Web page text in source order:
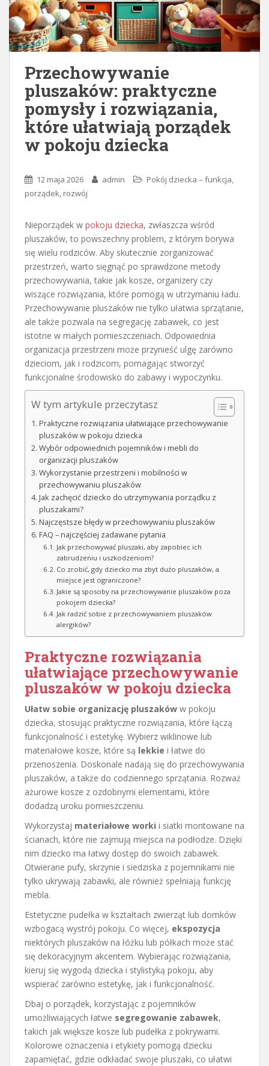
Przechowywanie
pluszaków: praktyczne
pomysły i rozwiązania,
które ułatwiają porządek
w pokoju dziecka
12 maja 2026 admin
Pokój dziecka – funkcja,
porządek, rozwój
Nieporządek w pokoju dziecka, zwłaszcza wśród
pluszaków, to powszechny problem, z którym borywa
się wielu rodziców. Aby skutecznie zorganizować
przestrzeń, warto sięgnąć po sprawdzone metody
przechowywania, takie jak kosze, organizery czy
wiszące rozwiązania, które pomogą w utrzymaniu ładu.
Przechowywanie pluszaków nie tylko ułatwia sprzątanie,
ale także pozwala na segregację zabawek, co jest
istotne w małych pomieszczeniach. Odpowiednia
organizacja przestrzeni może przynieść ulgę zarówno
dzieciom, jak i rodzicom, pomagając stworzyć
funkcjonalne środowisko do zabawy i wypoczynku.
W tym artykule przeczytasz
Praktyczne rozwiązania ułatwiające przechowywanie
pluszaków w pokoju dziecka
Wybór odpowiednich pojemników i mebli do
organizacji pluszaków
Wykorzystanie przestrzeni i mobilności w
przechowywaniu pluszaków
Jak zachęcić dziecko do utrzymywania porządku z
pluszakami?
Najczęstsze błędy w przechowywaniu pluszaków
FAQ – najczęściej zadawane pytania
Jak przechowywać pluszaki, aby zapobiec ich
zabrudzeniu i uszkodzeniom?
Co zrobić, gdy dziecko ma zbyt dużo pluszaków, a
miejsce jest ograniczone?
Jakie są sposoby na przechowywanie pluszaków poza
pokojem dziecka?
Jak radzić sobie z przechowywaniem pluszaków
alergików?
Praktyczne rozwiązania
ułatwiające przechowywanie
pluszaków w pokoju dziecka
Ułatw sobie organizację pluszaków w pokoju
dziecka, stosując praktyczne rozwiązania, które łączą
funkcjonalność i estetykę. Wybierz wiklinowe lub
materiałowe kosze, które są lekkie i łatwe do
przenoszenia. Doskonale nadają się do przechowywania
pluszaków, a także do codziennego sprzątania. Rozważ
ażurowe kosze z ozdobnymi elementami, które
dodadzą uroku pomieszczeniu.
Wykorzystaj materiałowe worki i siatki montowane na
ścianach, które nie zajmują miejsca na podłodze. Dzięki
nim dziecko ma łatwy dostęp do swoich zabawek.
Otwierane pufy, skrzynie i siedziska z pojemnikami nie
tylko ukrywają zabawki, ale również spełniają funkcję
mebla.
Estetyczne pudełka w kształtach zwierząt lub domków
wzbogacą wystrój pokoju. Co więcej, ekspozycja
niektórych pluszaków na łóżku lub półkach może stać
się dekoracyjnym akcentem. Wybierając rozwiązania,
kieruj się wygodą dziecka i stylistyką pokoju, aby
wspierać zarówno estetykę, jak i funkcjonalność.
Dbaj o porządek, korzystając z pojemników
umożliwiających łatwe segregowanie zabawek,
takich jak większe kosze lub pudełka z pokrywami.
Kolorowe oznaczenia i etykiety pomogą dziecku
zapamiętać, gdzie odkładać swoje pluszaki, co ułatwi